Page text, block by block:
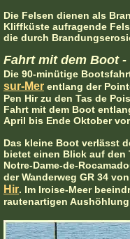
Die Felsen dienen als
Kliffküste aufragende
die durch
Fahrt mit dem Boot -
Die 90-minütige
sur-Mer entlang der
Pen Hir zu den Tas de
Fahrt mit dem Boot
April bis Ende Oktober
Das kleine Boot verlässt
bietet einen Blick auf den
Notre-Dame-de-
der Wanderweg GR 34
Hir. Im Iroise-Meer
rautenartigen